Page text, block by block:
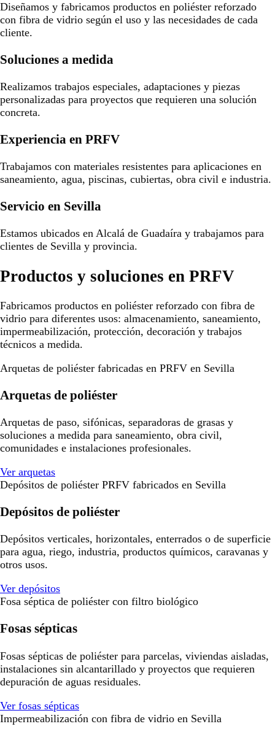
Diseñamos y fabricamos productos en poliéster reforzado
con fibra de vidrio según el uso y las necesidades de cada
cliente.
Soluciones a medida
Realizamos trabajos especiales, adaptaciones y piezas
personalizadas para proyectos que requieren una solución
concreta.
Experiencia en PRFV
Trabajamos con materiales resistentes para aplicaciones en
saneamiento, agua, piscinas, cubiertas, obra civil e industria.
Servicio en Sevilla
Estamos ubicados en Alcalá de Guadaíra y trabajamos para
clientes de Sevilla y provincia.
Productos y soluciones en PRFV
Fabricamos productos en poliéster reforzado con fibra de
vidrio para diferentes usos: almacenamiento, saneamiento,
impermeabilización, protección, decoración y trabajos
técnicos a medida.
Arquetas de poliéster fabricadas en PRFV en Sevilla
Arquetas de poliéster
Arquetas de paso, sifónicas, separadoras de grasas y
soluciones a medida para saneamiento, obra civil,
comunidades e instalaciones profesionales.
Ver arquetas
Depósitos de poliéster PRFV fabricados en Sevilla
Depósitos de poliéster
Depósitos verticales, horizontales, enterrados o de superficie
para agua, riego, industria, productos químicos, caravanas y
otros usos.
Ver depósitos
Fosa séptica de poliéster con filtro biológico
Fosas sépticas
Fosas sépticas de poliéster para parcelas, viviendas aisladas,
instalaciones sin alcantarillado y proyectos que requieren
depuración de aguas residuales.
Ver fosas sépticas
Impermeabilización con fibra de vidrio en Sevilla